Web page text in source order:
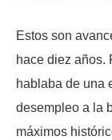
Estos son
hace diez años.
hablaba de una
desempleo a la
máximos